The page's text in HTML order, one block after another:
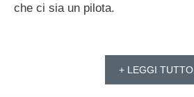
che ci sia un pilota.
+ LEGGI TUTTO